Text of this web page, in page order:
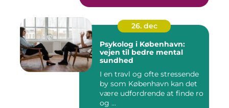
26. dec
Psykolog i København:
vejen til bedre mental
sundhed
I en travl og ofte stressende
by som København kan det
være udfordrende at finde ro
og ...